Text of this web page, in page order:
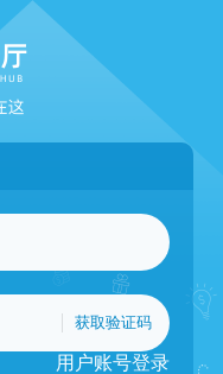
获取验证码
用户账号登录